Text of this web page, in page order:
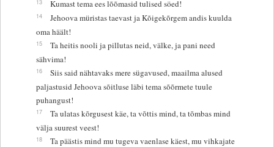
Kumast tema ees lõõmasid tulised söed!
14
Jehoova müristas taevast ja Kõigekõrgem andis kuulda
oma häält!
15
Ta heitis nooli ja pillutas neid, välke, ja pani need
sähvima!
16
Siis said nähtavaks mere sügavused, maailma alused
paljastusid Jehoova sõitluse läbi tema sõõrmete tuule
puhangust!
17
Ta ulatas kõrgusest käe, ta võttis mind, ta tõmbas mind
välja suurest veest!
18
Ta päästis mind mu tugeva vaenlase käest, mu vihkajate